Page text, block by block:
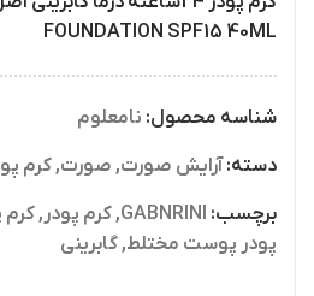
FOUNDATION SPF15 40ML
شناسه محصول: نامعلوم
دسته:آرایش صورت, صورت,کرم
برچسب: GABNRINI
, کرم پودر , کرم
پودر پوست مختلط, گابرینی